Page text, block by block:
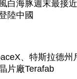
白海豚週末最接
陸中國
、特斯拉德州
片廠Terafab